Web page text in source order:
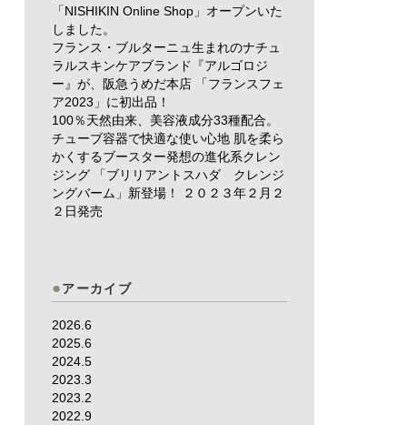
「NISHIKIN Online Shop」オープンいた
しました。
フランス・ブルターニュ生まれのナチュ
ラルスキンケアブランド『アルゴロジ
ー』が、阪急うめだ本店 「フランスフェ
ア2023」に初出品！
100％天然由来、美容液成分33種配合。
チューブ容器で快適な使い心地 肌を柔ら
かくするブースター発想の進化系クレン
ジング 「ブリリアントスハダ クレンジ
ングバーム」新登場！ ２０２３年２月２
２日発売
アーカイブ
2026.6
2025.6
2024.5
2023.3
2023.2
2022.9